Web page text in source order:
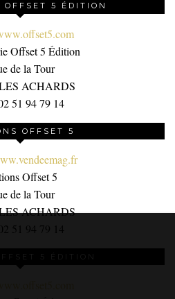
OFFSET 5 ÉDITION
Offset 5 Édition
de la Tour
ACHARDS
51 94 79 14
OFFSET 5
Offset 5
de la Tour
ACHARDS
51 94 79 14
5 ÉDITION